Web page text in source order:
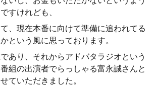
すけれども、
、現在本番に向けて準備に追われてる
という風に思っております。
あり、それからアドバタラジオという
組の出演者でらっしゃる富永誠さんと
ていただきました。